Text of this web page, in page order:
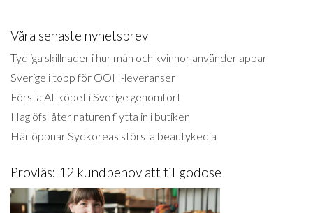
Våra senaste nyhetsbrev
Tydliga skillnader i hur män och kvinnor använder appar
Sverige i topp för OOH-leveranser
Första AI-köpet i Sverige genomfört
Haglöfs låter naturen flytta in i butiken
Här öppnar Sydkoreas största beautykedja
Provläs: 12 kundbehov att tillgodose